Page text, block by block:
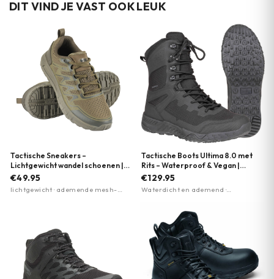
DIT VIND JE VAST OOK LEUK
Tactische Sneakers –
Lichtgewicht wandel schoenen |
EVA-zool | M-Tac | Meerdere
€49.95
lichtgewicht · ademende mesh-
Tactische Boots Ultima 8.0 met
Rits – Waterproof & Vegan |
Magnum | Meerdere kleuren
€129.95
Waterdicht en ademend ·